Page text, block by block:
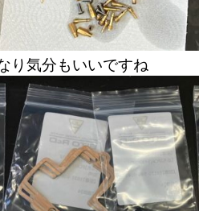
り気分もいいですね